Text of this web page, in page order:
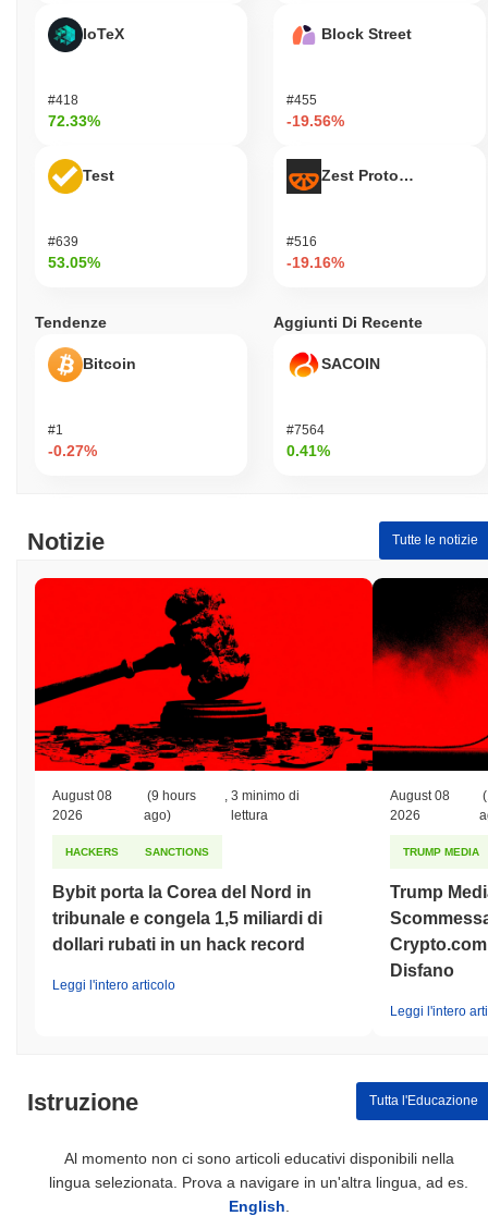
IoTeX
#418
72.33%
Test
#639
53.05%
Block Street
#455
-19.56%
Zest Protocol
#516
-19.16%
Tendenze
Bitcoin
#1
-0.27%
Aggiunti Di Recente
SACOIN
#7564
0.41%
Notizie Tutte le notizie
August 08
2026
(9 hours
ago)
,3 minimo di
lettura
HACKERS SANCTIONS
Bybit porta la Corea del Nord in
tribunale e congela 1,5 miliardi di
dollari rubati in un hack record
Leggi l'intero articolo
August 08
2026
TRUMP MEDIA
Trump
Disfano
Leggi l'intero
Istruzione Tutta l'Educazione
Al momento non ci sono articoli educativi disponibili nella
lingua selezionata. Prova a navigare in un'altra lingua, ad es.
English